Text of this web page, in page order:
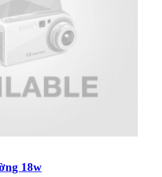
18w